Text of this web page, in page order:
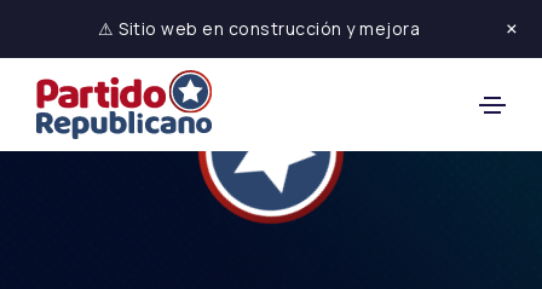
⚠ Sitio web en construcción y mejora ×